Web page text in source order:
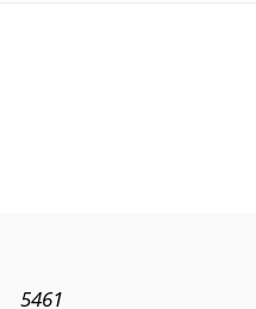
5461